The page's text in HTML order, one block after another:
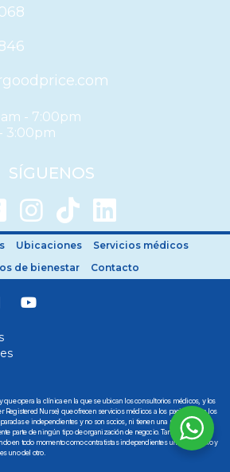
- 7:00pm
3:00pm
SÍGUENOS
Ubicaciones
Servicios médicos
de bienestar
Contacto
que opera la clínica en la que se ubican los consultorios médicos, y los
Registered Nurse) que ofrecen servicios médicos a los pacientes en los
e independientes y no son socios, ni tienen una relación de
parte de ningún tipo de organización de negocio. Tanto Vimani LLC
en todo momento como contratistas independientes uno con el otro y
uno del otro.